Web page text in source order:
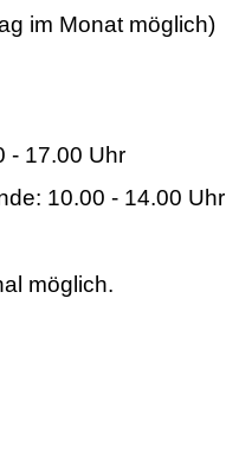
im Monat möglich)
- 17.00 Uhr
10.00 - 14.00
möglich.